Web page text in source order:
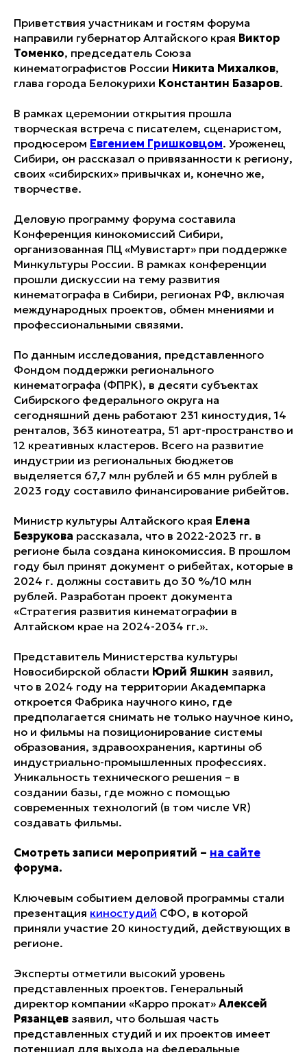
Приветствия участникам и гостям форума
направили губернатор Алтайского края Виктор
Томенко, председатель Союза
кинематографистов России Никита Михалков,
глава города Белокурихи Константин Базаров.
В рамках церемонии открытия прошла
творческая встреча с писателем, сценаристом,
продюсером Евгением Гришковцом. Уроженец
Сибири, он рассказал о привязанности к региону,
своих «сибирских» привычках и, конечно же,
творчестве.
Деловую программу форума составила
Конференция кинокомиссий Сибири,
организованная ПЦ «Мувистарт» при поддержке
Минкультуры России. В рамках конференции
прошли дискуссии на тему развития
кинематографа в Сибири, регионах РФ, включая
международных проектов, обмен мнениями и
профессиональными связями.
По данным исследования, представленного
Фондом поддержки регионального
кинематографа (ФПРК), в десяти субъектах
Сибирского федерального округа на
сегодняшний день работают 231 киностудия, 14
ренталов, 363 кинотеатра, 51 арт-пространство и
12 креативных кластеров. Всего на развитие
индустрии из региональных бюджетов
выделяется 67,7 млн рублей и 65 млн рублей в
2023 году составило финансирование рибейтов.
Министр культуры Алтайского края Елена
Безрукова рассказала, что в 2022-2023 гг. в
регионе была создана кинокомиссия. В прошлом
году был принят документ о рибейтах, которые в
2024 г. должны составить до 30 %/10 млн
рублей. Разработан проект документа
«Стратегия развития кинематографии в
Алтайском крае на 2024-2034 гг.».
Представитель Министерства культуры
Новосибирской области Юрий Яшкин заявил,
что в 2024 году на территории Академпарка
откроется Фабрика научного кино, где
предполагается снимать не только научное кино,
но и фильмы на позиционирование системы
образования, здравоохранения, картины об
индустриально-промышленных профессиях.
Уникальность технического решения – в
создании базы, где можно с помощью
современных технологий (в том числе VR)
создавать фильмы.
Смотреть записи мероприятий – на сайте
форума.
Ключевым событием деловой программы стали
презентация киностудий СФО, в которой
приняли участие 20 киностудий, действующих в
регионе.
Эксперты отметили высокий уровень
представленных проектов. Генеральный
директор компании «Карро прокат» Алексей
Рязанцев заявил, что большая часть
представленных студий и их проектов имеет
потенциал для выхода на федеральные